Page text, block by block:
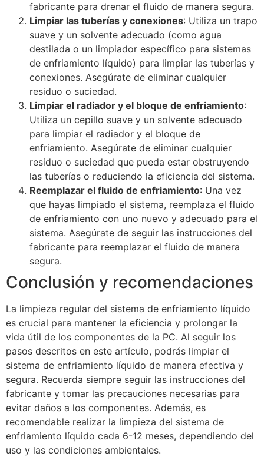
fabricante para drenar el fluido de manera segura.
Limpiar las tuberías y conexiones: Utiliza un trapo
suave y un solvente adecuado (como agua
destilada o un limpiador específico para sistemas
de enfriamiento líquido) para limpiar las tuberías y
conexiones. Asegúrate de eliminar cualquier
residuo o suciedad.
Limpiar el radiador y el bloque de enfriamiento:
Utiliza un cepillo suave y un solvente adecuado
para limpiar el radiador y el bloque de
enfriamiento. Asegúrate de eliminar cualquier
residuo o suciedad que pueda estar obstruyendo
las tuberías o reduciendo la eficiencia del sistema.
Reemplazar el fluido de enfriamiento: Una vez
que hayas limpiado el sistema, reemplaza el fluido
de enfriamiento con uno nuevo y adecuado para el
sistema. Asegúrate de seguir las instrucciones del
fabricante para reemplazar el fluido de manera
segura.
Conclusión y recomendaciones
La limpieza regular del sistema de enfriamiento líquido
es crucial para mantener la eficiencia y prolongar la
vida útil de los componentes de la PC. Al seguir los
pasos descritos en este artículo, podrás limpiar el
sistema de enfriamiento líquido de manera efectiva y
segura. Recuerda siempre seguir las instrucciones del
fabricante y tomar las precauciones necesarias para
evitar daños a los componentes. Además, es
recomendable realizar la limpieza del sistema de
enfriamiento líquido cada 6-12 meses, dependiendo del
uso y las condiciones ambientales.